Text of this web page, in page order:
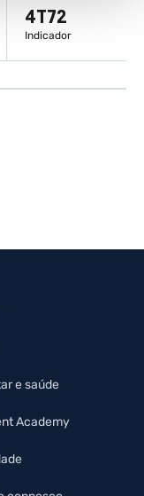
4T72
Indicador
e saúde
Academy